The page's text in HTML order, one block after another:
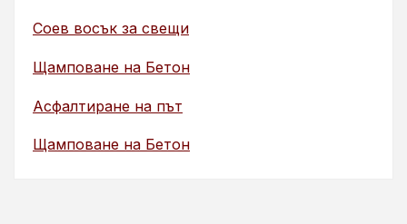
Соев восък за свещи
Щамповане на Бетон
Асфалтиране на път
Щамповане на Бетон